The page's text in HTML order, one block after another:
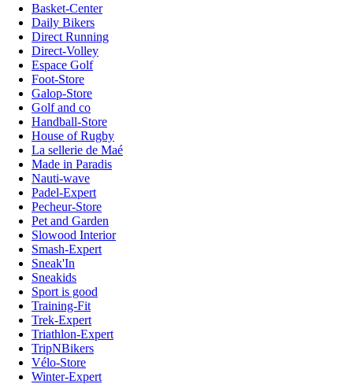
Basket-Center
Daily Bikers
Direct Running
Direct-Volley
Espace Golf
Foot-Store
Galop-Store
Golf and co
Handball-Store
House of Rugby
La sellerie de Maé
Made in Paradis
Nauti-wave
Padel-Expert
Pecheur-Store
Pet and Garden
Slowood Interior
Smash-Expert
Sneak'In
Sneakids
Sport is good
Training-Fit
Trek-Expert
Triathlon-Expert
TripNBikers
Vélo-Store
Winter-Expert